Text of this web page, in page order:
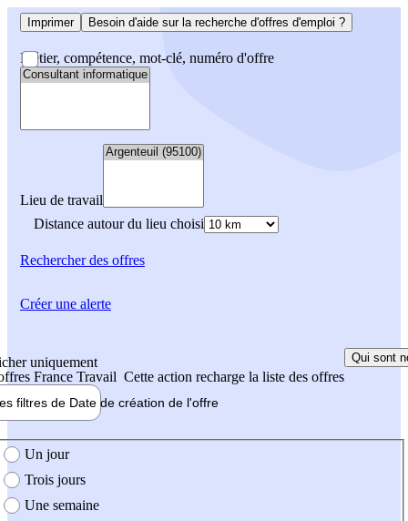
Imprimer Besoin d'aide sur la recherche d'offres d'emploi ?
Métier, compétence, mot-clé, numéro d'offre
Lieu de travail
Distance autour du lieu choisi
Rechercherdes offres
uniquement
France Travail Cette action recharge la liste des offres
Qui sont
filtres de Date de création de l'offre
création de l'offre
Un jour
Trois jours
Une semaine
Créer une alerte